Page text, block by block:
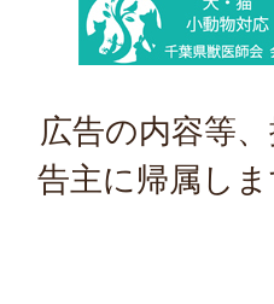
広告の内容等
告主に帰属し